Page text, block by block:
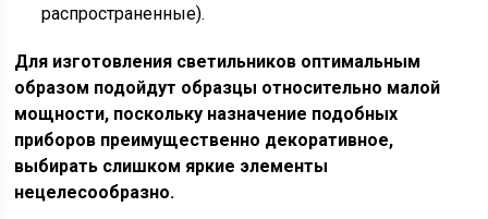
распространенные).
Для изготовления светильников оптимальным
образом подойдут образцы относительно малой
мощности, поскольку назначение подобных
приборов преимущественно декоративное,
выбирать слишком яркие элементы
нецелесообразно.